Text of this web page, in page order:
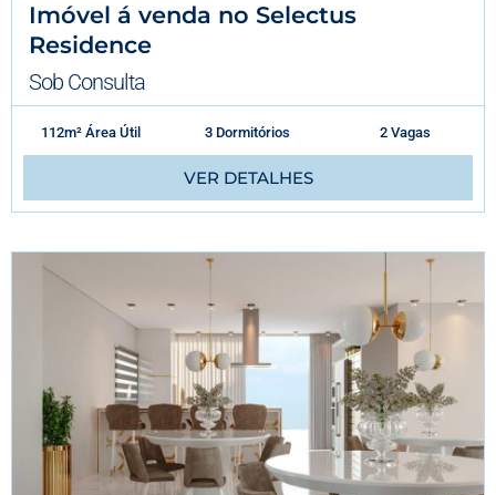
Imóvel á venda no Selectus
Residence
Sob Consulta
112m² Área Útil 3 Dormitórios 2 Vagas
VER DETALHES